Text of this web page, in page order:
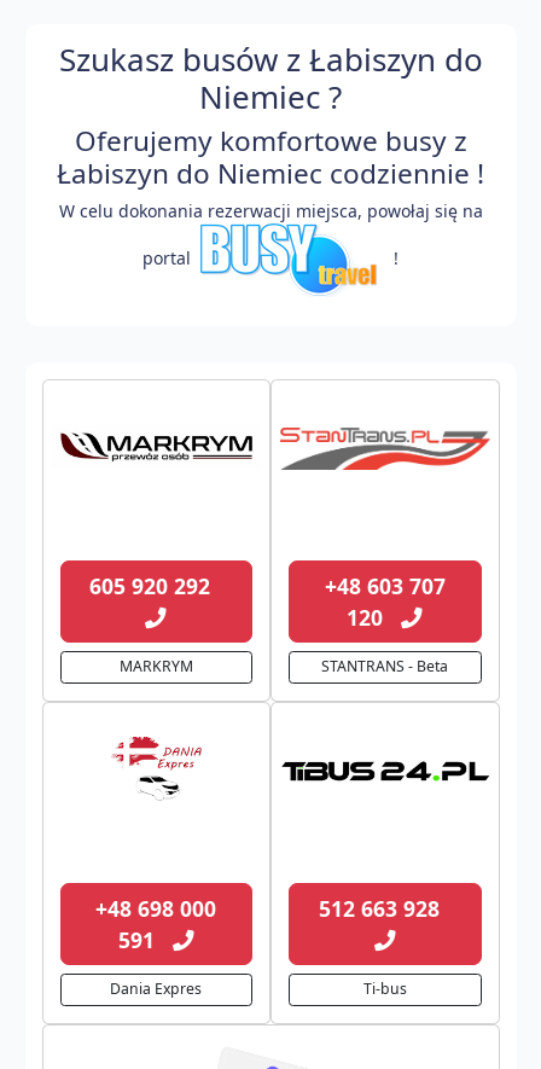
Szukasz busów z Łabiszyn do
Niemiec ?
Oferujemy komfortowe busy z
Łabiszyn do Niemiec codziennie !
W celu dokonania rezerwacji miejsca, powołaj się na
portal !
605 920 292
MARKRYM
+48 603 707
120
STANTRANS - Beta
+48 698 000
591
Dania Expres
512 663 928
Ti-bus